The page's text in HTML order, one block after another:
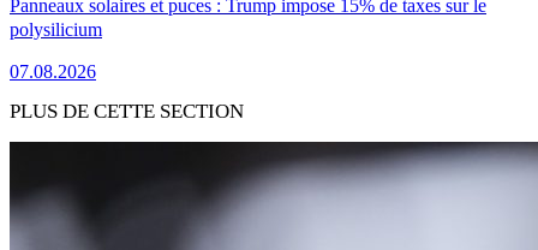
Panneaux solaires et puces : Trump impose 15% de taxes sur le
polysilicium
07.08.2026
PLUS DE CETTE SECTION